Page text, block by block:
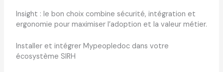
Insight : le bon choix combine sécurité, intégration et
ergonomie pour maximiser l’adoption et la valeur métier.
Installer et intégrer Mypeopledoc dans votre
écosystème SIRH